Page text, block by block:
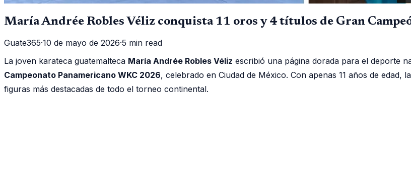
María Andrée Robles Véliz conquista 11 oros y 4 títulos de Gran
Guate365·10 de mayo de 2026·5 min read
La joven karateca guatemalteca María Andrée Robles Véliz escribió una página dorada para el deporte
Campeonato Panamericano WKC 2026, celebrado en Ciudad de México. Con apenas 11 años de
figuras más destacadas de todo el torneo continental.